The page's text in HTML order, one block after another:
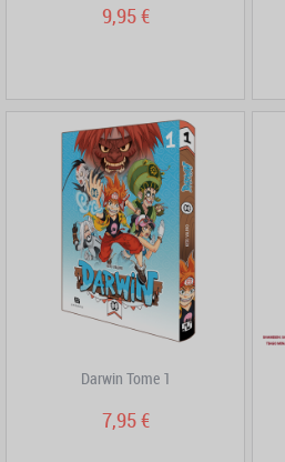
9,95 €
Darwin Tome 1
7,95 €